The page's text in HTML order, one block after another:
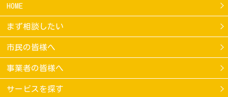
HOME
まず相談したい
市民の皆様へ
事業者の皆様へ
サービスを探す